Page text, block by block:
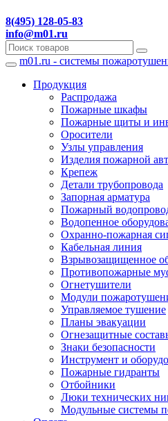
8(495) 128-05-83
info@m01.ru
Навигация
m01.ru - системы
Продукция
Распродажа
Пожарные шкафы
Пожарные щиты и
Оросители
Узлы управления
Изделия пожарной
Крепеж
Детали трубопровода
Запорная арматура
Пожарный
Водопенное
Охранно-пожарная
Кабельная линия
Взрывозащищенное
Противопожарные
Огнетушители
Модули
Управляемое тушение
Планы эвакуации
Огнезащитные
Знаки безопасности
Инструмент и
Пожарные гидранты
Отбойники
Люки технических
Модульные системы